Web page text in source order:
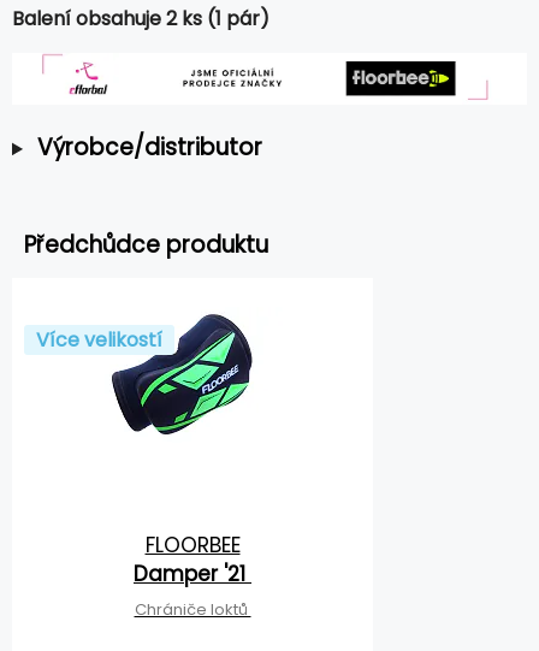
Balení obsahuje 2 ks (1 pár)
Výrobce/distributor
Předchůdce produktu
Více velikostí
FLOORBEE
Damper '21
Chrániče loktů